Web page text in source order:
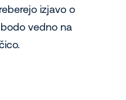
izjavo o
vedno na